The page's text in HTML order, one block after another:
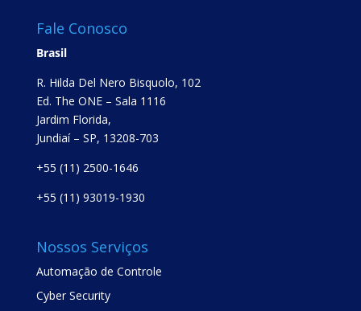
Fale Conosco
Brasil
R. Hilda Del Nero Bisquolo, 102
Ed. The ONE – Sala 1116
Jardim Florida,
Jundiaí – SP, 13208-703
+55 (11) 2500-1646
+55 (11) 93019-1930
Nossos Serviços
Automação de Controle
Cyber Security